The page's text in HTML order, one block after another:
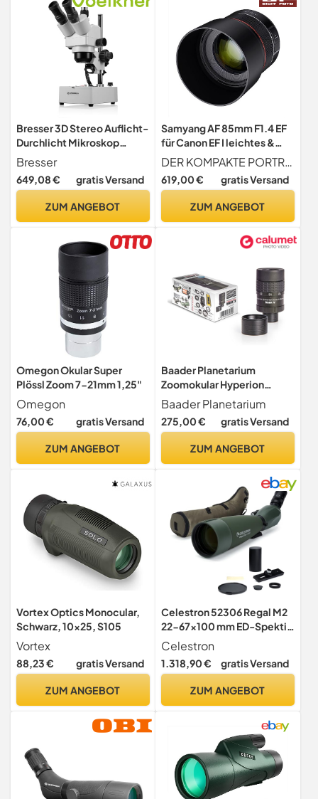
Bresser 3D Stereo Auflicht-
Durchlicht Mikroskop
Advance ICD 10x-160x mit
trinokularem Kamera
Aufsatz, Stereo
Beleuchtung, inklusive
Mikroskopkopf
Bresser
649,08 € gratis Versand
ZUM ANGEBOT
Samyang AF 85mm F1.4 EF
für Canon EF I leichtes &
kompaktes Tele-Objektiv
für Portrait-Aufnahmen,mit
schnellem DSLM Autofokus
Vollformat & APS-C Canon
DER KOMPAKTE PORTRAIT-PROFI Die besonders große Offenblende F1.4 macht das hochwertige 85mm EF Mount Objektiv außergewöhnlich lichtstark. 9 abgerundete Blendenlamellen sorgen für ein besonders harmonisches Bokeh & 18-strahlige Sonnensterne. Bildwinkel 28
619,00 € gratis Versand
ZUM ANGEBOT
Omegon Okular Super
Plössl Zoom 7-21mm 1,25"
Omegon
76,00 € gratis Versand
ZUM ANGEBOT
Baader Planetarium
Zoomokular Hyperion
Universal Mark IV 8-24mm
2"
Baader Planetarium
275,00 € gratis Versand
ZUM ANGEBOT
Vortex Optics Monocular,
Schwarz, 10x25, S105
Vortex
88,23 € gratis Versand
ZUM ANGEBOT
Celestron 52306 Regal M2
22-67x100 mm ED-Spektiv
mit abgewinkeltem Zoom,
mehrfach vergüteter Optik,
BaK-4-Prismen, leichtem
Magnesiumlegierung und
Celestron
1.318,90 € gratis Versand
ZUM ANGEBOT